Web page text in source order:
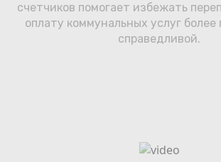
счетчиков помогает избежать
оплату коммунальных услуг более
справедливой.